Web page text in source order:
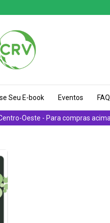
Oeste - Para compras
Seu E-book Eventos FAQ